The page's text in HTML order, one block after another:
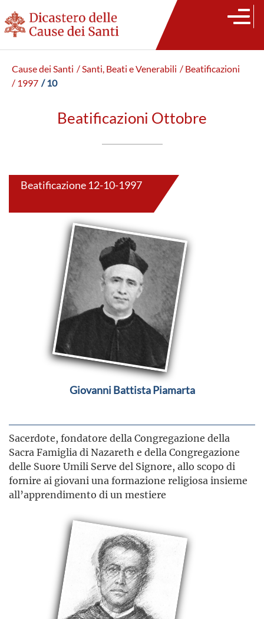
Cause dei Santi / Santi, Beati e Venerabili / Beatificazioni
/ 1997 / 10
Beatificazioni Ottobre
Beatificazione 12-10-1997
Giovanni Battista Piamarta
Sacerdote, fondatore della Congregazione della
Sacra Famiglia di Nazareth e della Congregazione
delle Suore Umili Serve del Signore, allo scopo di
fornire ai giovani una formazione religiosa insieme
all’apprendimento di un mestiere